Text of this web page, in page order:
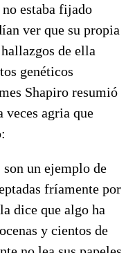
estaba fijado
ver que su propia
de ella
genéticos
Shapiro resumió
veces agria que
un ejemplo de
fríamente por
dice que algo ha
y cientos de